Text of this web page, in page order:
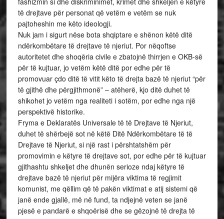
të drejtave për personat që vetëm e vetëm se nuk
pajtoheshin me këto ideologji.
Nuk jam i sigurt nëse bota shqiptare e shënon këtë ditë
ndërkombëtare të drejtave të njeriut. Por nëqoftse
autoritetet dhe shoqëria civile e zbatojnë thirrjen e OKB-së
për të kujtuar, jo vetëm këtë ditë por edhe për të
promovuar çdo ditë të vitit këto të drejta bazë të njeriut “për
të gjithë dhe përgjithmonë” – atëherë, kjo ditë duhet të
shikohet jo vetëm nga realiteti i sotëm, por edhe nga një
perspektivë historike.
Fryma e Deklaratës Universale të të Drejtave të Njeriut,
duhet të shërbejë sot në këtë Ditë Ndërkombëtare të të
Drejtave të Njeriut, si një rast i përshtatshëm për
promovimin e këtyre të drejtave sot, por edhe për të kujtuar
gjithashtu shkeljet dhe dhunën serioze ndaj këtyre të
drejtave bazë të njeriut për mijëra viktima të regjimit
komunist, me qëllim që të pakën viktimat e atij sistemi që
janë ende gjallë, më në fund, ta ndjejnë veten se janë
pjesë e pandarë e shqoërisë dhe se gëzojnë të drejta të